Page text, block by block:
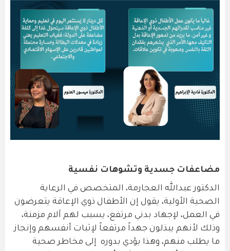
مضاعفات جسدية وتشوهات نفسية
الدكتور عبدالله العجارمة، المتخصص في الرعاية
الصحية الأولية، يقول إن الأطفال ذوي الإعاقة يتعرضون
في العمل، لإجهاد بدني مرتفع، يسبب لهم آلام مزمنة،
وذلك لأنهم يبذلون جهداً مرتفعاً لإثبات أنفسهم وإنجاز
ما يطلب منهم، وهذا يؤدي بدوره إلى مخاطر صحية